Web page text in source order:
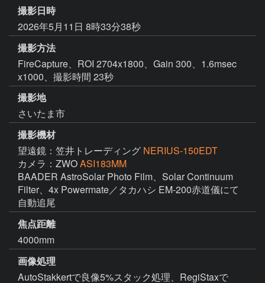
撮影日時
2026年5月11日 8時33分38秒
撮影方法
FireCapture、ROI 2704x1800、Gain 300、1.6msec
x1000、撮影時間 23秒
撮影地
さいたま市
撮影機材
望遠鏡：笠井トレーディング NERIUS-150EDT
カメラ：ZWOASI183MM
BAADER AstroSolar Photo Film、Solar Continuum
Filter、4x Powermate／タカハシ EM-200赤道儀にて
自動追尾
焦点距離
4000mm
画像処理
AutoStakkertで良像5%スタック処理、RegiStaxで